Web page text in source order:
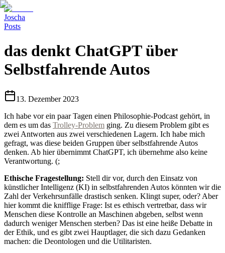
Joscha
Posts
das denkt ChatGPT über
Selbstfahrende Autos
13. Dezember 2023
Ich habe vor ein paar Tagen einen Philosophie-Podcast gehört, in
dem es um das Trolley-Problem ging. Zu diesem Problem gibt es
zwei Antworten aus zwei verschiedenen Lagern. Ich habe mich
gefragt, was diese beiden Gruppen über selbstfahrende Autos
denken. Ab hier übernimmt ChatGPT, ich übernehme also keine
Verantwortung. (;
Ethische Fragestellung: Stell dir vor, durch den Einsatz von
künstlicher Intelligenz (KI) in selbstfahrenden Autos könnten wir die
Zahl der Verkehrsunfälle drastisch senken. Klingt super, oder? Aber
hier kommt die knifflige Frage: Ist es ethisch vertretbar, dass wir
Menschen diese Kontrolle an Maschinen abgeben, selbst wenn
dadurch weniger Menschen sterben? Das ist eine heiße Debatte in
der Ethik, und es gibt zwei Hauptlager, die sich dazu Gedanken
machen: die Deontologen und die Utilitaristen.